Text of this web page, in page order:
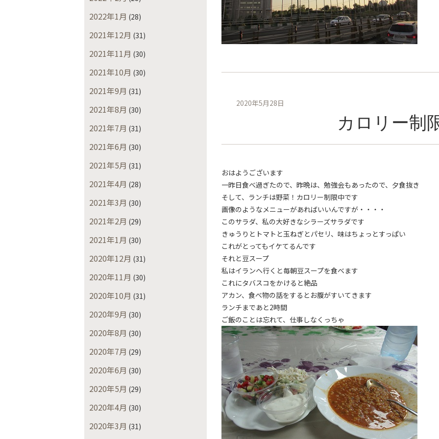
2022年1月 (28)
2021年12月 (31)
2021年11月 (30)
2021年10月 (30)
2021年9月 (31)
2021年8月 (30)
2021年7月 (31)
2021年6月 (30)
2021年5月 (31)
2021年4月 (28)
2021年3月 (30)
2021年2月 (29)
2021年1月 (30)
2020年12月 (31)
2020年11月 (30)
2020年10月 (31)
2020年9月 (30)
2020年8月 (30)
2020年7月 (29)
2020年6月 (30)
2020年5月 (29)
2020年4月 (30)
2020年3月 (31)
2020年5月28日
カロリー制
おはようございます
一昨日食べ過ぎたので、昨晩は、勉強会もあったので、夕食抜き
そして、ランチは野菜！カロリー制限中です
画像のようなメニューがあればいいんですが・・・・
このサラダ、私の大好きなシラーズサラダです
きゅうりとトマトと玉ねぎとパセリ、味はちょっとすっぱい
これがとってもイケてるんです
それと豆スープ
私はイランヘ行くと毎朝豆スープを食べます
これにタバスコをかけると絶品
アカン、食べ物の話をするとお腹がすいてきます
ランチまであと2時間
ご飯のことは忘れて、仕事しなくっちゃ